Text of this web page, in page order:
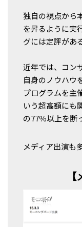
独自の視点から
を昇るように実
グには定評があ
近年では、コン
自身のノウハウ
プログラムを主
いう超高額にも
の77％以上を断
メディア出演も